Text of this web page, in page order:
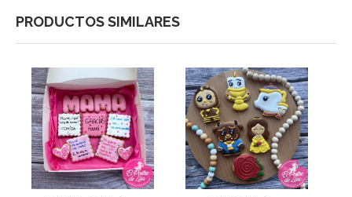
PRODUCTOS SIMILARES